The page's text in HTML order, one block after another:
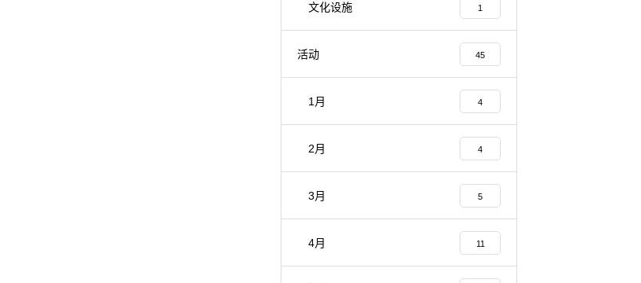
文化设施 1
活动 45
1月 4
2月 4
3月 5
4月 11